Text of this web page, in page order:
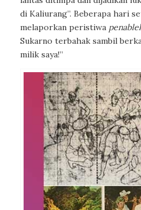
di Kaliurang”. Beberapa hari
melaporkan peristiwa
Sukarno terbahak sambil
milik saya!”